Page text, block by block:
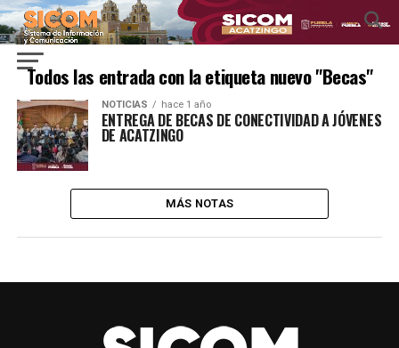
Todos las entrada con la etiqueta nuevo "Becas"
NOTICIAS hace 1 año
ENTREGA DE BECAS DE CONECTIVIDAD A JÓVENES
DE ACATZINGO
MÁS NOTAS